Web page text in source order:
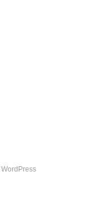
WordPress